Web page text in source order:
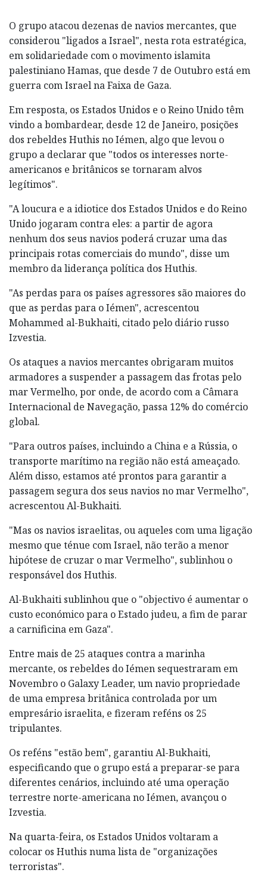
O grupo atacou dezenas de navios mercantes, que
considerou "ligados a Israel", nesta rota estratégica,
em solidariedade com o movimento islamita
palestiniano Hamas, que desde 7 de Outubro está em
guerra com Israel na Faixa de Gaza.
Em resposta, os Estados Unidos e o Reino Unido têm
vindo a bombardear, desde 12 de Janeiro, posições
dos rebeldes Huthis no Iémen, algo que levou o
grupo a declarar que "todos os interesses norte-
americanos e britânicos se tornaram alvos
legítimos".
"A loucura e a idiotice dos Estados Unidos e do Reino
Unido jogaram contra eles: a partir de agora
nenhum dos seus navios poderá cruzar uma das
principais rotas comerciais do mundo", disse um
membro da liderança política dos Huthis.
"As perdas para os países agressores são maiores do
que as perdas para o Iémen", acrescentou
Mohammed al-Bukhaiti, citado pelo diário russo
Izvestia.
Os ataques a navios mercantes obrigaram muitos
armadores a suspender a passagem das frotas pelo
mar Vermelho, por onde, de acordo com a Câmara
Internacional de Navegação, passa 12% do comércio
global.
"Para outros países, incluindo a China e a Rússia, o
transporte marítimo na região não está ameaçado.
Além disso, estamos até prontos para garantir a
passagem segura dos seus navios no mar Vermelho",
acrescentou Al-Bukhaiti.
"Mas os navios israelitas, ou aqueles com uma ligação
mesmo que ténue com Israel, não terão a menor
hipótese de cruzar o mar Vermelho", sublinhou o
responsável dos Huthis.
Al-Bukhaiti sublinhou que o "objectivo é aumentar o
custo económico para o Estado judeu, a fim de parar
a carnificina em Gaza".
Entre mais de 25 ataques contra a marinha
mercante, os rebeldes do Iémen sequestraram em
Novembro o Galaxy Leader, um navio propriedade
de uma empresa britânica controlada por um
empresário israelita, e fizeram reféns os 25
tripulantes.
Os reféns "estão bem", garantiu Al-Bukhaiti,
especificando que o grupo está a preparar-se para
diferentes cenários, incluindo até uma operação
terrestre norte-americana no Iémen, avançou o
Izvestia.
Na quarta-feira, os Estados Unidos voltaram a
colocar os Huthis numa lista de "organizações
terroristas".